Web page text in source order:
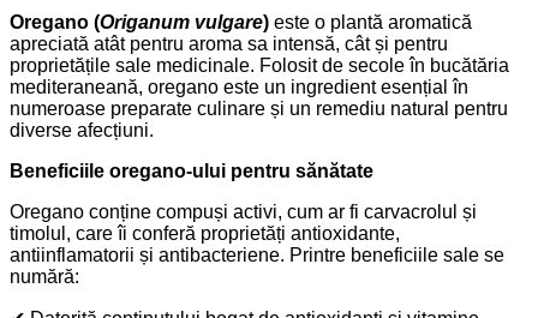
Oregano (Origanum vulgare) este o plantă aromatică
apreciată atât pentru aroma sa intensă, cât și pentru
proprietățile sale medicinale. Folosit de secole în bucătăria
mediteraneană, oregano este un ingredient esențial în
numeroase preparate culinare și un remediu natural pentru
diverse afecțiuni.
Beneficiile oregano-ului pentru sănătate
Oregano conține compuși activi, cum ar fi carvacrolul și
timolul, care îi conferă proprietăți antioxidante,
antiinflamatorii și antibacteriene. Printre beneficiile sale se
numără: